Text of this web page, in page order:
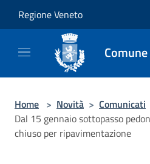
Regione Veneto
Home > Novità > Comunicati
Dal 15 gennaio sottopasso
chiuso per ripavimentazione